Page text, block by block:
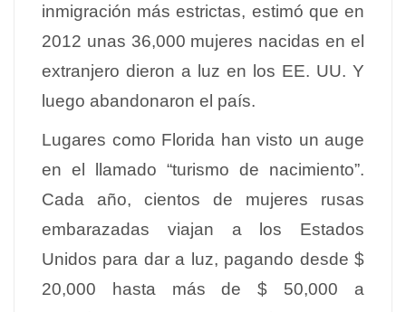
inmigración más estrictas, estimó que en
2012 unas 36,000 mujeres nacidas en el
extranjero dieron a luz en los EE. UU. Y
luego abandonaron el país.
Lugares como Florida han visto un auge
en el llamado “turismo de nacimiento”.
Cada año, cientos de mujeres rusas
embarazadas viajan a los Estados
Unidos para dar a luz, pagando desde $
20,000 hasta más de $ 50,000 a